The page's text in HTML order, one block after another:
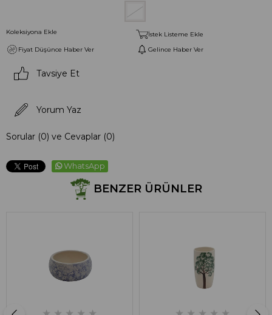
Koleksiyona Ekle
İstek Listeme Ekle
Fiyat Düşünce Haber Ver
Gelince Haber Ver
Tavsiye Et
Yorum Yaz
Sorular (0) ve Cevaplar (0)
WhatsApp
BENZER ÜRÜNLER